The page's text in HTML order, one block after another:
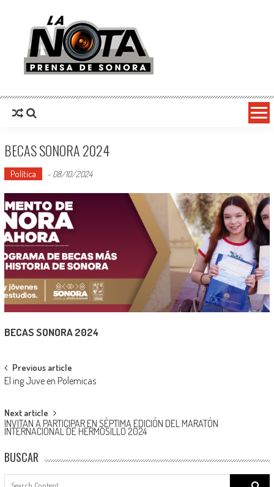
La Nota Prensa De Sonora
BECAS SONORA 2024
Política - 08/10/2024
BECAS SONORA 2024
Post
navigation
Previous article
El ing Juve en Polemicas
Next article
INVITAN A PARTICIPAR EN SÉPTIMA EDICIÓN DEL MARATÓN
INTERNACIONAL DE HERMOSILLO 2024
BUSCAR
Search